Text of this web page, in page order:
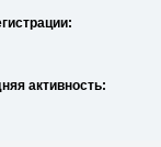
активность: